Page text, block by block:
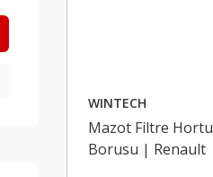
WINTECH
Mazot Filtre
Borusu | Renault